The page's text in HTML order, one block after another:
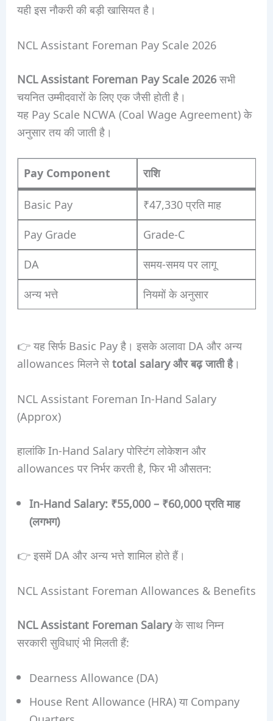
यही इस नौकरी की बड़ी खासियत है।
NCL Assistant Foreman Pay Scale 2026
NCL Assistant Foreman Pay Scale 2026सभी
चयनित उम्मीदवारों के लिए एक जैसी होती है।
यह Pay Scale NCWA (Coal Wage Agreement) के
अनुसार तय की जाती है।
Pay Component राशि
Basic Pay ₹47,330 प्रति माह
Pay Grade Grade-C
DA समय-समय पर लागू
अन्य भत्ते नियमों के अनुसार
👉 यह सिर्फ Basic Pay है। इसके अलावा DA और अन्य
allowances मिलने सेtotal salary और बढ़ जाती है।
NCL Assistant Foreman In-Hand Salary
(Approx)
हालांकि In-Hand Salary पोस्टिंग लोकेशन और
allowances पर निर्भर करती है, फिर भी औसतन:
In-Hand Salary: ₹55,000 – ₹60,000 प्रति माह
(लगभग)
👉 इसमें DA और अन्य भत्ते शामिल होते हैं।
NCL Assistant Foreman Allowances & Benefits
NCL Assistant Foreman Salaryके साथ निम्न
सरकारी सुविधाएं भी मिलती हैं:
Dearness Allowance (DA)
House Rent Allowance (HRA) या Company